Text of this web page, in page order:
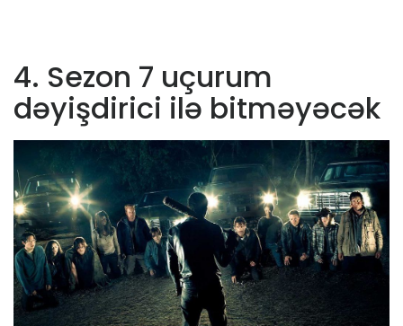
4. Sezon 7 uçurum
dəyişdirici ilə bitməyəcək